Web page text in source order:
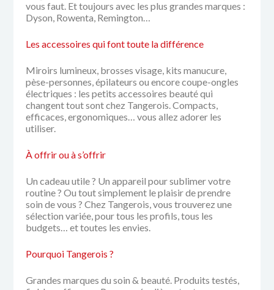
vous faut. Et toujours avec les plus grandes marques :
Dyson, Rowenta, Remington…
Les accessoires qui font toute la différence
Miroirs lumineux, brosses visage, kits manucure,
pèse-personnes, épilateurs ou encore coupe-ongles
électriques : les petits accessoires beauté qui
changent tout sont chez Tangerois.Compacts,
efficaces, ergonomiques… vous allez adorer les
utiliser.
À offrir ou à s’offrir
Un cadeau utile ? Un appareil pour sublimer votre
routine ? Ou tout simplement le plaisir de prendre
soin de vous ?Chez Tangerois, vous trouverez une
sélection variée, pour tous les profils, tous les
budgets… et toutes les envies.
Pourquoi Tangerois ?
Grandes marques du soin & beauté. Produits testés,